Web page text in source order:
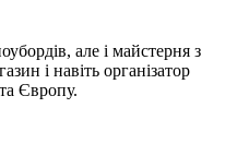
але і майстерня з
і навіть організатор
Європу.